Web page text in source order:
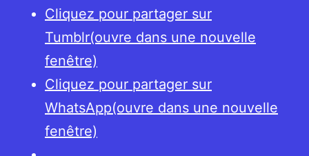
Cliquez pour partager sur
Tumblr(ouvre dans une nouvelle
fenêtre)
Cliquez pour partager sur
WhatsApp(ouvre dans une nouvelle
fenêtre)